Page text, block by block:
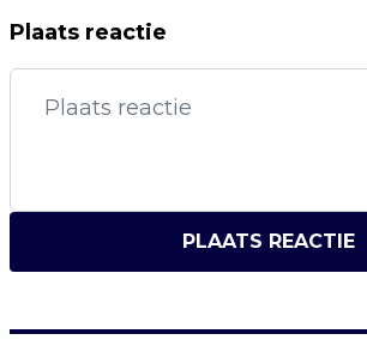
Plaats reactie
PLAATS REACTIE